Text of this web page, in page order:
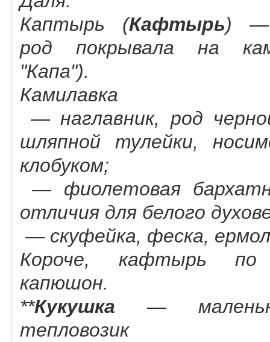
Каптырь (Кафтырь) —
род покрывала на
"Капа").
Камилавка
— наглавник, род
шляпной тулейки,
клобуком;
— фиолетовая
отличия для белого
— скуфейка, феска,
Короче, кафтырь
капюшон.
**Кукушка —
тепловозик